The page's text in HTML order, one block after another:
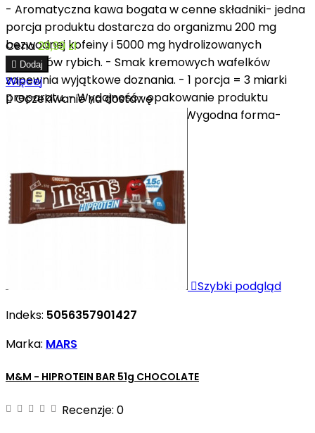
- Aromatyczna kawa bogata w cenne składniki- jedna
porcja produktu dostarcza do organizmu 200 mg
bezwodnej kofeiny i 5000 mg hydrolizowanych
peptydów rybich. - Smak kremowych wafelków
zapewnia wyjątkowe doznania. - 1 porcja = 3 miarki
preparatu. - Wydajność- opakowanie produktu
zawiera 12 porcji pysznej kawy. - Wygodna forma-
Cena29,99 zł
 Dodaj
Więcej
Oczekiwanie na dostawę
Szybki podgląd
Indeks: 5056357901427
Marka: MARS
M&M - HIPROTEIN BAR 51g CHOCOLATE
Recenzje: 0